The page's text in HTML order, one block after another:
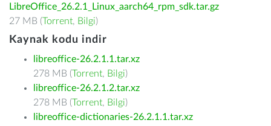
LibreOffice_26.2.1_Linux_aarch64_rpm_sdk.tar.gz
27 MB (Torrent, Bilgi)
Kaynak kodu indir
libreoffice-26.2.1.1.tar.xz
278 MB (Torrent, Bilgi)
libreoffice-26.2.1.2.tar.xz
278 MB (Torrent, Bilgi)
libreoffice-dictionaries-26.2.1.1.tar.xz